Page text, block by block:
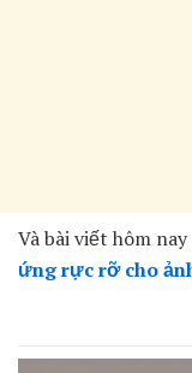
Và bài viết hôm
ứng rực rỡ cho